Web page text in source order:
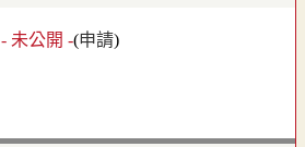
- 未公開 -(申請)